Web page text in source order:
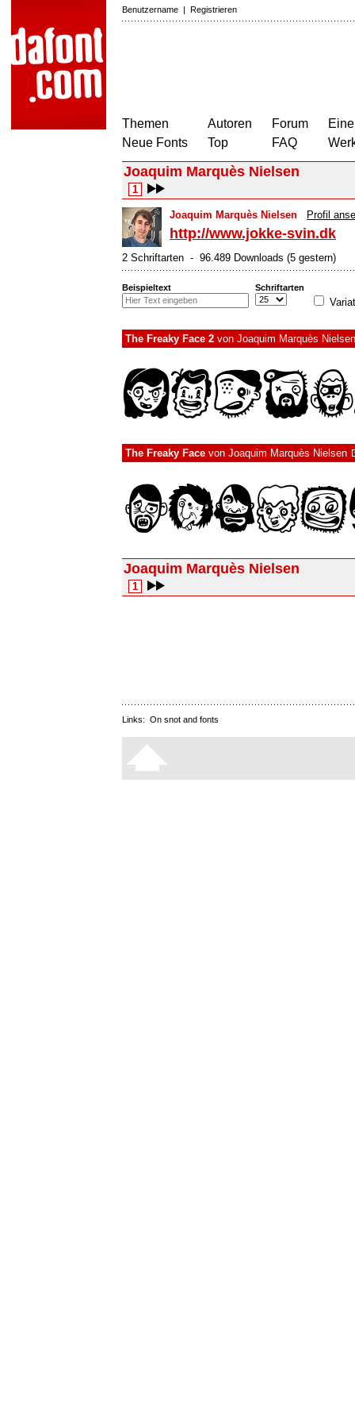
Benutzername | Registrieren
Themen
Neue Fonts
Autoren
Top
Forum
FAQ
Joaquim Marquès Nielsen
1
Joaquim Marquès Nielsen Profil
http://www.jokke-svin.dk
2 Schriftarten - 96.489 Downloads (5 gestern)
Beispieltext Schriftarten
The Freaky Face 2 von Joaquim Marquès Nielsen
The Freaky Face von Joaquim Marquès Nielsen
Joaquim Marquès Nielsen
1
Links: On snot and fonts